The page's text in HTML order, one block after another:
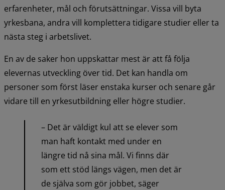
erfarenheter, mål och förutsättningar. Vissa vill byta
yrkesbana, andra vill komplettera tidigare studier eller ta
nästa steg i arbetslivet.
En av de saker hon uppskattar mest är att få följa
elevernas utveckling över tid. Det kan handla om
personer som först läser enstaka kurser och senare går
vidare till en yrkesutbildning eller högre studier.
– Det är väldigt kul att se elever som
man haft kontakt med under en
längre tid nå sina mål. Vi finns där
som ett stöd längs vägen, men det är
de själva som gör jobbet, säger